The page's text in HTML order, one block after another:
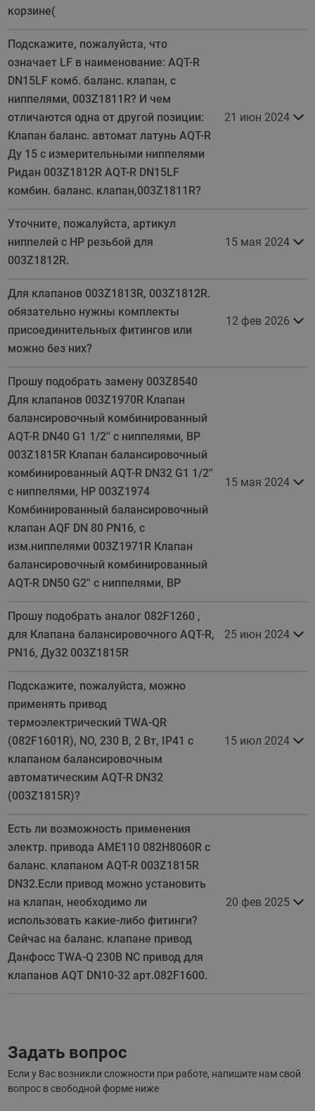
корзине(
Подскажите, пожалуйста, что
означает LF в наименование: AQT-R
DN15LF комб. баланс. клапан, с
ниппелями, 003Z1811R? И чем
отличаются одна от другой позиции:
Клапан баланс. автомат латунь AQT-R
Ду 15 с измерительными ниппелями
Ридан 003Z1812R AQT-R DN15LF
комбин. баланс. клапан,003Z1811R?
21 июн 2024
Уточните, пожалуйста, артикул
ниппелей с НР резьбой для
003Z1812R.
15 мая 2024
Для клапанов 003Z1813R, 003Z1812R.
обязательно нужны комплекты
присоединительных фитингов или
можно без них?
12 фев 2026
Прошу подобрать замену 003Z8540
Для клапанов 003Z1970R Клапан
балансировочный комбинированный
AQT-R DN40 G1 1/2'' с ниппелями, ВР
003Z1815R Клапан балансировочный
комбинированный AQT-R DN32 G1 1/2''
с ниппелями, НР 003Z1974
Комбинированный балансировочный
клапан AQF DN 80 PN16, с
изм.ниппелями 003Z1971R Клапан
балансировочный комбинированный
AQT-R DN50 G2'' с ниппелями, ВР
15 мая 2024
Прошу подобрать аналог 082F1260 ,
для Клапана балансировочного AQT-R,
PN16, Ду32 003Z1815R
25 июн 2024
Подскажите, пожалуйста, можно
применять привод
термоэлектрический TWA-QR
(082F1601R), NO, 230 В, 2 Вт, IP41 с
клапаном балансировочным
автоматическим AQT-R DN32
(003Z1815R)?
15 июл 2024
Есть ли возможность применения
электр. привода AME110 082H8060R с
баланс. клапаном AQT-R 003Z1815R
DN32.Если привод можно установить
на клапан, необходимо ли
использовать какие-либо фитинги?
Сейчас на баланс. клапане привод
Данфосс TWA-Q 230В NC привод для
клапанов AQT DN10-32 арт.082F1600.
20 фев 2025
Задать вопрос
Если у Вас возникли сложности при работе, напишите нам свой
вопрос в свободной форме ниже